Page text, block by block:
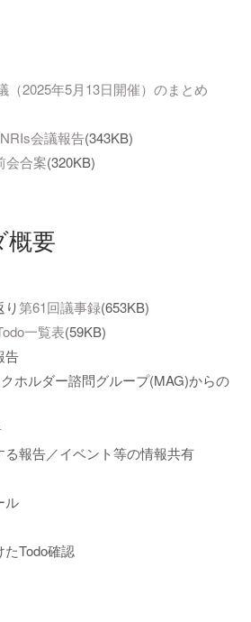
（2025年5月13日開催）のまとめ
会議報告(343KB)
会合案(320KB)
概要
第61回議事録(653KB)
一覧表(59KB)
告
ホルダー諮問グループ(MAG)からの
る報告／イベント等の情報共有
ル
Todo確認